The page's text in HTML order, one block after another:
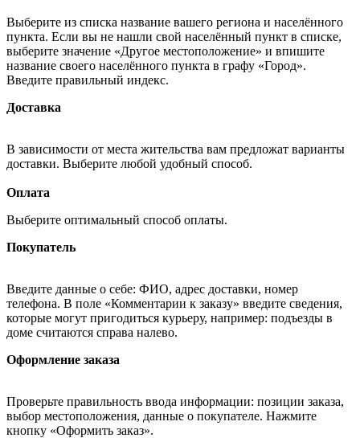
Выберите из списка название вашего региона и населённого
пункта. Если вы не нашли свой населённый пункт в списке,
выберите значение «Другое местоположение» и впишите
название своего населённого пункта в графу «Город».
Введите правильный индекс.
Доставка
В зависимости от места жительства вам предложат варианты
доставки. Выберите любой удобный способ.
Оплата
Выберите оптимальный способ оплаты.
Покупатель
Введите данные о себе: ФИО, адрес доставки, номер
телефона. В поле «Комментарии к заказу» введите сведения,
которые могут пригодиться курьеру, например: подъезды в
доме считаются справа налево.
Оформление заказа
Проверьте правильность ввода информации: позиции заказа,
выбор местоположения, данные о покупателе. Нажмите
кнопку «Оформить заказ».